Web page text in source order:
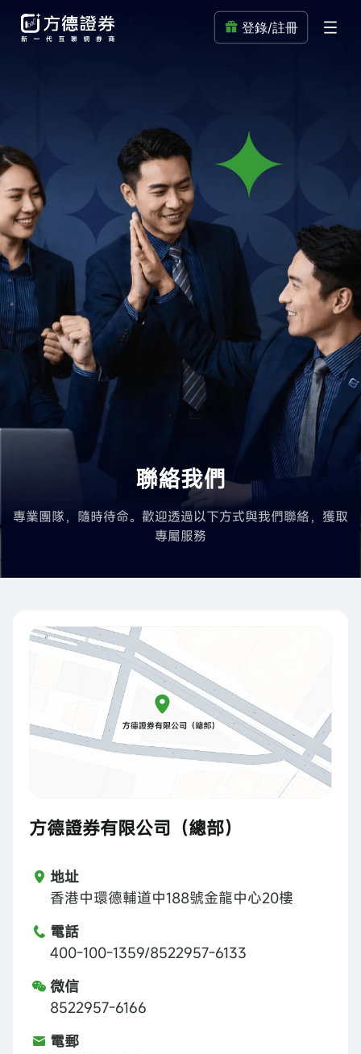
登錄/註冊
聯絡我們
專業團隊，隨時待命。歡迎透過以下方式與我們聯絡，獲取
專屬服務
方德證券有限公司（總部）
地址
香港中環德輔道中188號金龍中心20樓
電話
400-100-1359/8522957-6133
微信
8522957-6166
電郵